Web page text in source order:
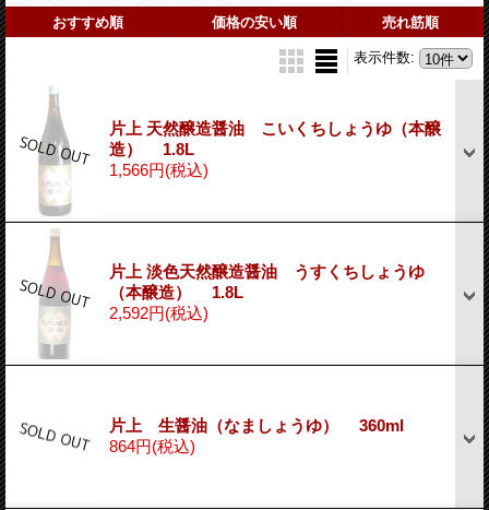
おすすめ順 価格の安い順 売れ筋順
表示件数:
片上 天然醸造醤油 こいくちしょうゆ（本醸
造） 1.8L
1,566円(税込)
片上 淡色天然醸造醤油 うすくちしょうゆ
（本醸造） 1.8L
2,592円(税込)
片上 生醤油（なましょうゆ） 360ml
864円(税込)